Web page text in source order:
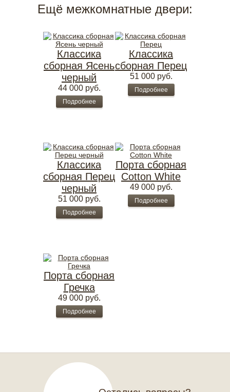
Ещё межкомнатные двери:
Классика
сборная Ясень
черный
44 000 руб.
Подробнее
Классика
сборная Перец
51 000 руб.
Подробнее
Классика
сборная Перец
черный
51 000 руб.
Подробнее
Порта сборная
Cotton White
49 000 руб.
Подробнее
Порта сборная
Гречка
49 000 руб.
Подробнее